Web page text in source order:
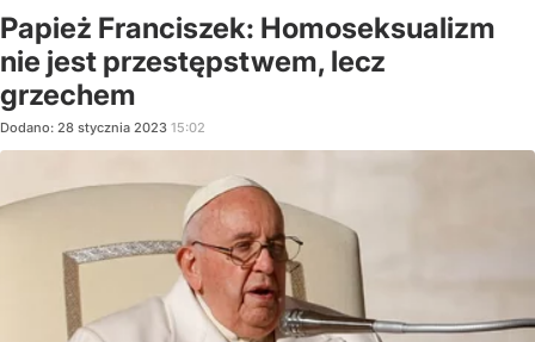
Papież Franciszek: Homoseksualizm
nie jest przestępstwem, lecz
grzechem
Dodano: 28 stycznia 2023 15:02